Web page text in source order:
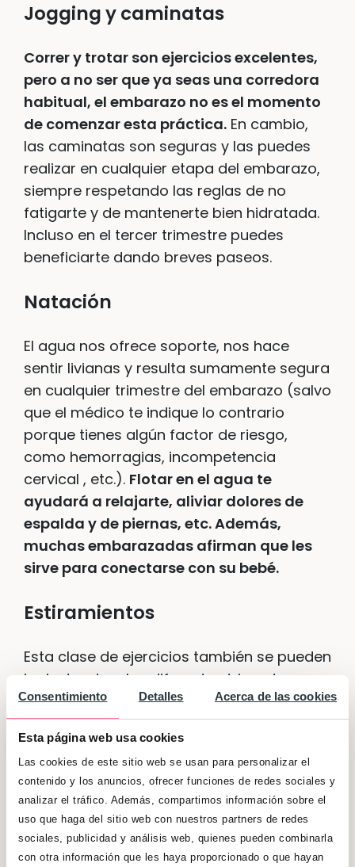
Consentimiento Detalles Acerca de las cookies
Esta página web usa cookies
Las cookies de este sitio web se usan para personalizar el
contenido y los anuncios, ofrecer funciones de redes sociales y
analizar el tráfico. Además, compartimos información sobre el
uso que haga del sitio web con nuestros partners de redes
sociales, publicidad y análisis web, quienes pueden combinarla
con otra información que les haya proporcionado o que hayan
Jogging y caminatas
Correr y trotar son ejercicios excelentes,
pero a no ser que ya seas una corredora
habitual, el embarazo no es el momento
de comenzar esta práctica. En cambio,
las caminatas son seguras y las puedes
realizar en cualquier etapa del embarazo,
siempre respetando las reglas de no
fatigarte y de mantenerte bien hidratada.
Incluso en el tercer trimestre puedes
beneficiarte dando breves paseos.
Natación
El agua nos ofrece soporte, nos hace
sentir livianas y resulta sumamente segura
en cualquier trimestre del embarazo (salvo
que el médico te indique lo contrario
porque tienes algún factor de riesgo,
como hemorragias, incompetencia
cervical , etc.). Flotar en el agua te
ayudará a relajarte, aliviar dolores de
espalda y de piernas, etc. Además,
muchas embarazadas afirman que les
sirve para conectarse con su bebé.
Estiramientos
Esta clase de ejercicios también se pueden
ir ajustando a los diferentes trimestres y a
tus necesidades. Lo mejor de todo es que
los puedes hacer en casa en pocos
minutos diarios. En el primer trimestre
puedes tumbarte de espaldas, aunque
deberías dejar de hacerlo en los trimestres
sucesivos.Recuerda que los
estiramientos deben ser suaves ya que
tus articulaciones están más flexibles y